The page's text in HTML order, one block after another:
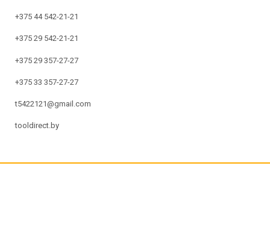
+375 44 542-21-21
+375 29 542-21-21
+375 29 357-27-27
+375 33 357-27-27
t5422121@gmail.com
tooldirect.by